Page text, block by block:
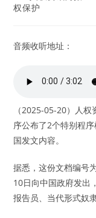
category:
权保护
音频收听地址：
（2025-05-20）人
序公布了2个特别程
国发文内容。
据悉，这份文档编号
10日向中国政府发出
报告员、当代形式奴